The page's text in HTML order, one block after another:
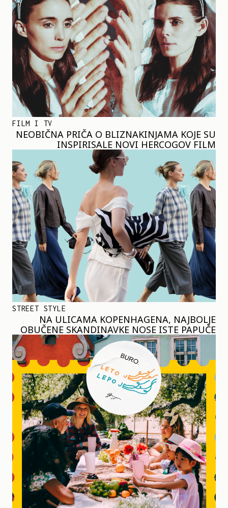
FILM I TV
NEOBIČNA PRIČA O BLIZNAKINJAMA KOJE SU
INSPIRISALE NOVI HERCOGOV FILM
STREET STYLE
NA ULICAMA KOPENHAGENA, NAJBOLJE
OBUČENE SKANDINAVKE NOSE ISTE PAPUČE